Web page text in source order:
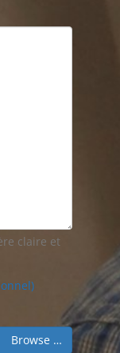
claire et
Browse …